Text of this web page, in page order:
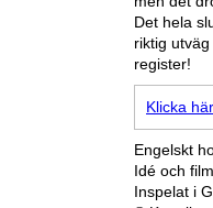
Det hela
riktig
register!
Klicka
Engelskt
Idé och
Inspelat i